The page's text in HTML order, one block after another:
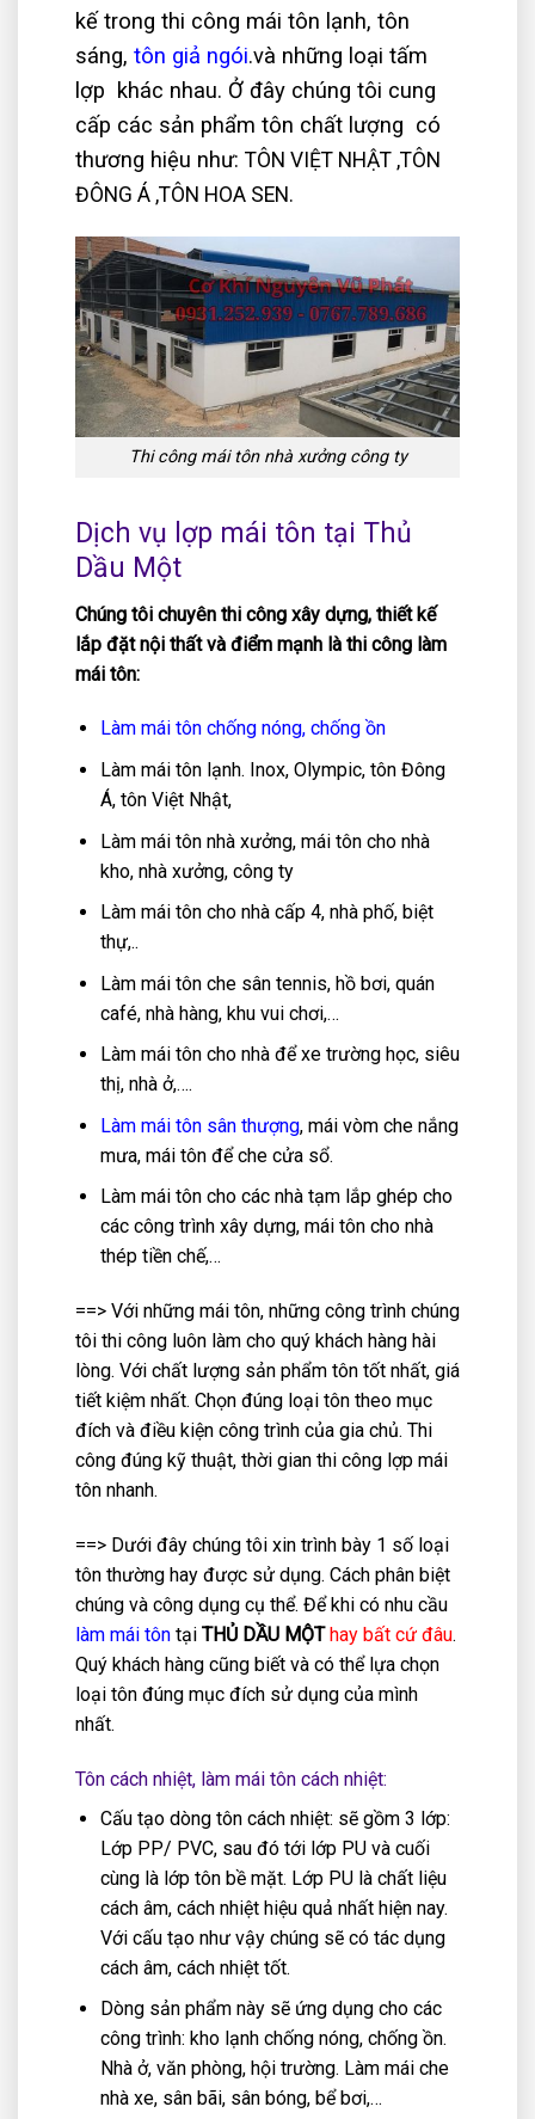
kế trong thi công mái tôn lạnh, tôn
sáng, tôn giả ngói.và những loại tấm
lợp khác nhau. Ở đây chúng tôi cung
cấp các sản phẩm tôn chất lượng có
thương hiệu như: TÔN VIỆT NHẬT ,TÔN
ĐÔNG Á ,TÔN HOA SEN.
Thi công mái tôn nhà xưởng công ty
Dịch vụ lợp mái tôn tại Thủ
Dầu Một
Chúng tôi chuyên thi công xây dựng, thiết kế
lắp đặt nội thất và điểm mạnh là thi công làm
mái tôn:
Làm mái tôn chống nóng, chống ồn
Làm mái tôn lạnh. Inox, Olympic, tôn Đông
Á, tôn Việt Nhật,
Làm mái tôn nhà xưởng, mái tôn cho nhà
kho, nhà xưởng, công ty
Làm mái tôn cho nhà cấp 4, nhà phố, biệt
thự,..
Làm mái tôn che sân tennis, hồ bơi, quán
café, nhà hàng, khu vui chơi,…
Làm mái tôn cho nhà để xe trường học, siêu
thị, nhà ở,….
Làm mái tôn sân thượng, mái vòm che nắng
mưa, mái tôn để che cửa sổ.
Làm mái tôn cho các nhà tạm lắp ghép cho
các công trình xây dựng, mái tôn cho nhà
thép tiền chế,…
==> Với những mái tôn, những công trình chúng
tôi thi công luôn làm cho quý khách hàng hài
lòng. Với chất lượng sản phẩm tôn tốt nhất, giá
tiết kiệm nhất. Chọn đúng loại tôn theo mục
đích và điều kiện công trình của gia chủ. Thi
công đúng kỹ thuật, thời gian thi công lợp mái
tôn nhanh.
==> Dưới đây chúng tôi xin trình bày 1 số loại
tôn thường hay được sử dụng. Cách phân biệt
chúng và công dụng cụ thể. Để khi có nhu cầu
làm mái tôn tại THỦ DẦU MỘT hay bất cứ đâu.
Quý khách hàng cũng biết và có thể lựa chọn
loại tôn đúng mục đích sử dụng của mình
nhất.
Tôn cách nhiệt, làm mái tôn cách nhiệt:
Cấu tạo dòng tôn cách nhiệt: sẽ gồm 3 lớp:
Lớp PP/ PVC, sau đó tới lớp PU và cuối
cùng là lớp tôn bề mặt. Lớp PU là chất liệu
cách âm, cách nhiệt hiệu quả nhất hiện nay.
Với cấu tạo như vậy chúng sẽ có tác dụng
cách âm, cách nhiệt tốt.
Dòng sản phẩm này sẽ ứng dụng cho các
công trình: kho lạnh chống nóng, chống ồn.
Nhà ở, văn phòng, hội trường. Làm mái che
nhà xe, sân bãi, sân bóng, bể bơi,…